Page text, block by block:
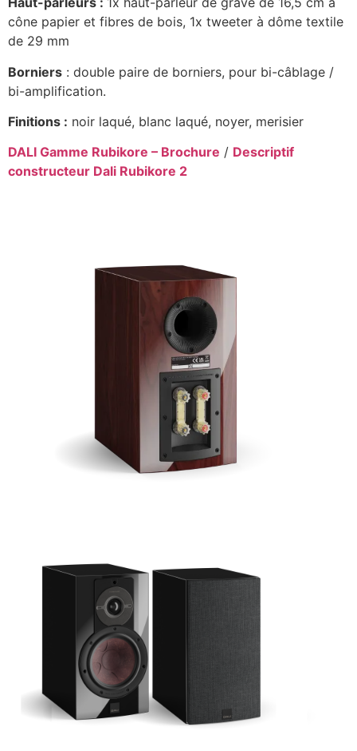
cône papier et fibres de bois, 1x tweeter à dôme textile
de 29 mm
Borniers : double paire de borniers, pour bi-câblage /
bi-amplification.
Finitions : noir laqué, blanc laqué, noyer, merisier
DALI Gamme Rubikore – Brochure / Descriptif
constructeur Dali Rubikore 2